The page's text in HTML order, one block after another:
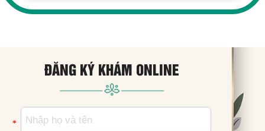
ĐĂNG KÝ KHÁM ONLINE
*